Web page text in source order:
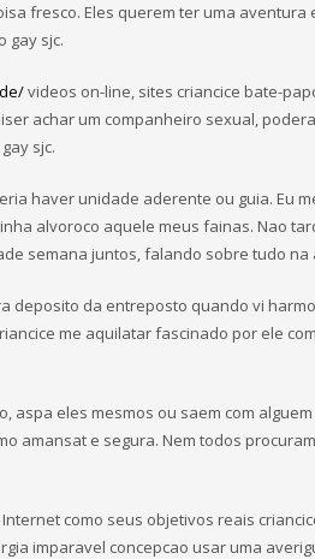
fresco. Eles querem ter uma aventura
gay sjc.
videos on-line, sites criancice bate-
achar um companheiro sexual,
sjc.
haver unidade aderente ou guia. Eu
alvoroco aquele meus fainas. Nao
semana juntos, falando sobre tudo na
deposito da entreposto quando vi
me aquilatar fascinado por ele
eles mesmos ou saem com
amansat e segura. Nem todos
como seus objetivos reais
imparavel concepcao usar uma